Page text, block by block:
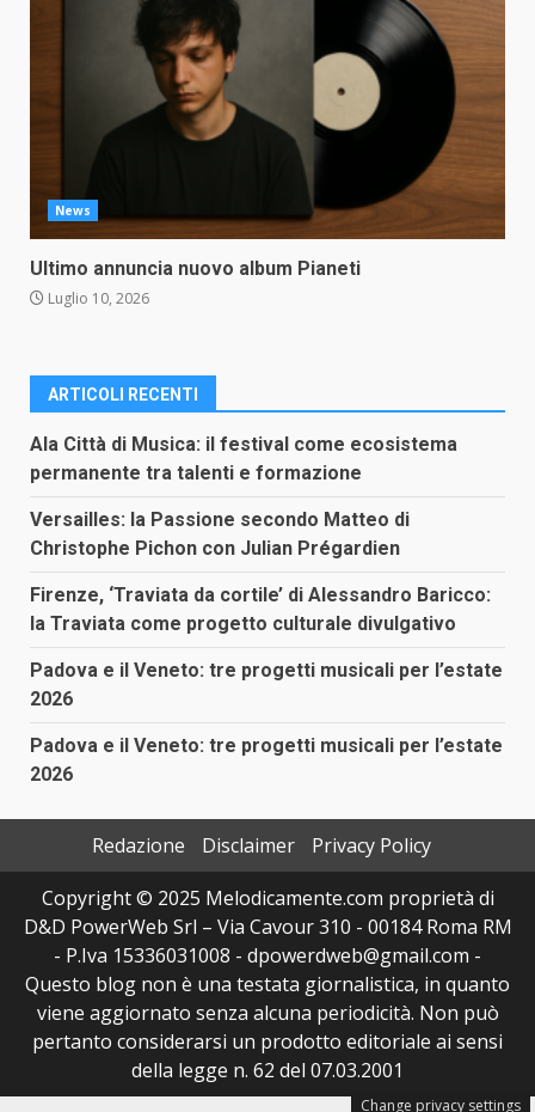
News
Ultimo annuncia nuovo album Pianeti
Luglio 10, 2026
ARTICOLI RECENTI
Ala Città di Musica: il festival come ecosistema
permanente tra talenti e formazione
Versailles: la Passione secondo Matteo di
Christophe Pichon con Julian Prégardien
Firenze, ‘Traviata da cortile’ di Alessandro Baricco:
la Traviata come progetto culturale divulgativo
Padova e il Veneto: tre progetti musicali per l’estate
2026
Padova e il Veneto: tre progetti musicali per l’estate
2026
Redazione Disclaimer
Privacy Policy
Copyright © 2025 Melodicamente.com proprietà di
D&D PowerWeb Srl – Via Cavour 310 - 00184 Roma RM
- P.Iva 15336031008 - dpowerdweb@gmail.com -
Questo blog non è una testata giornalistica, in quanto
viene aggiornato senza alcuna periodicità. Non può
pertanto considerarsi un prodotto editoriale ai sensi
della legge n. 62 del 07.03.2001
Change privacy settings